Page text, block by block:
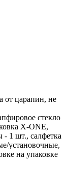
от царапин, не
стекло
X-ONE,
1 шт., салфетка
установочные,
на упаковке